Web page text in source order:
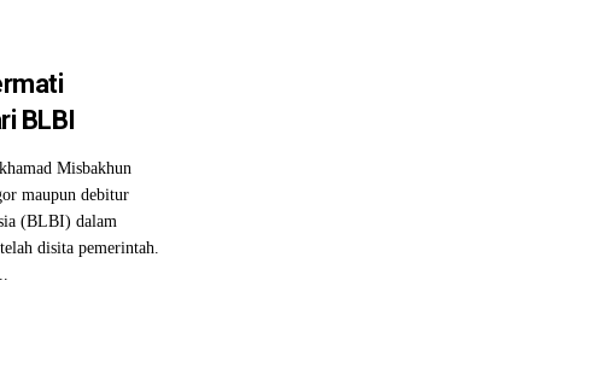
BLBI
Misbakhun
maupun debitur
(BLBI) dalam
disita pemerintah.